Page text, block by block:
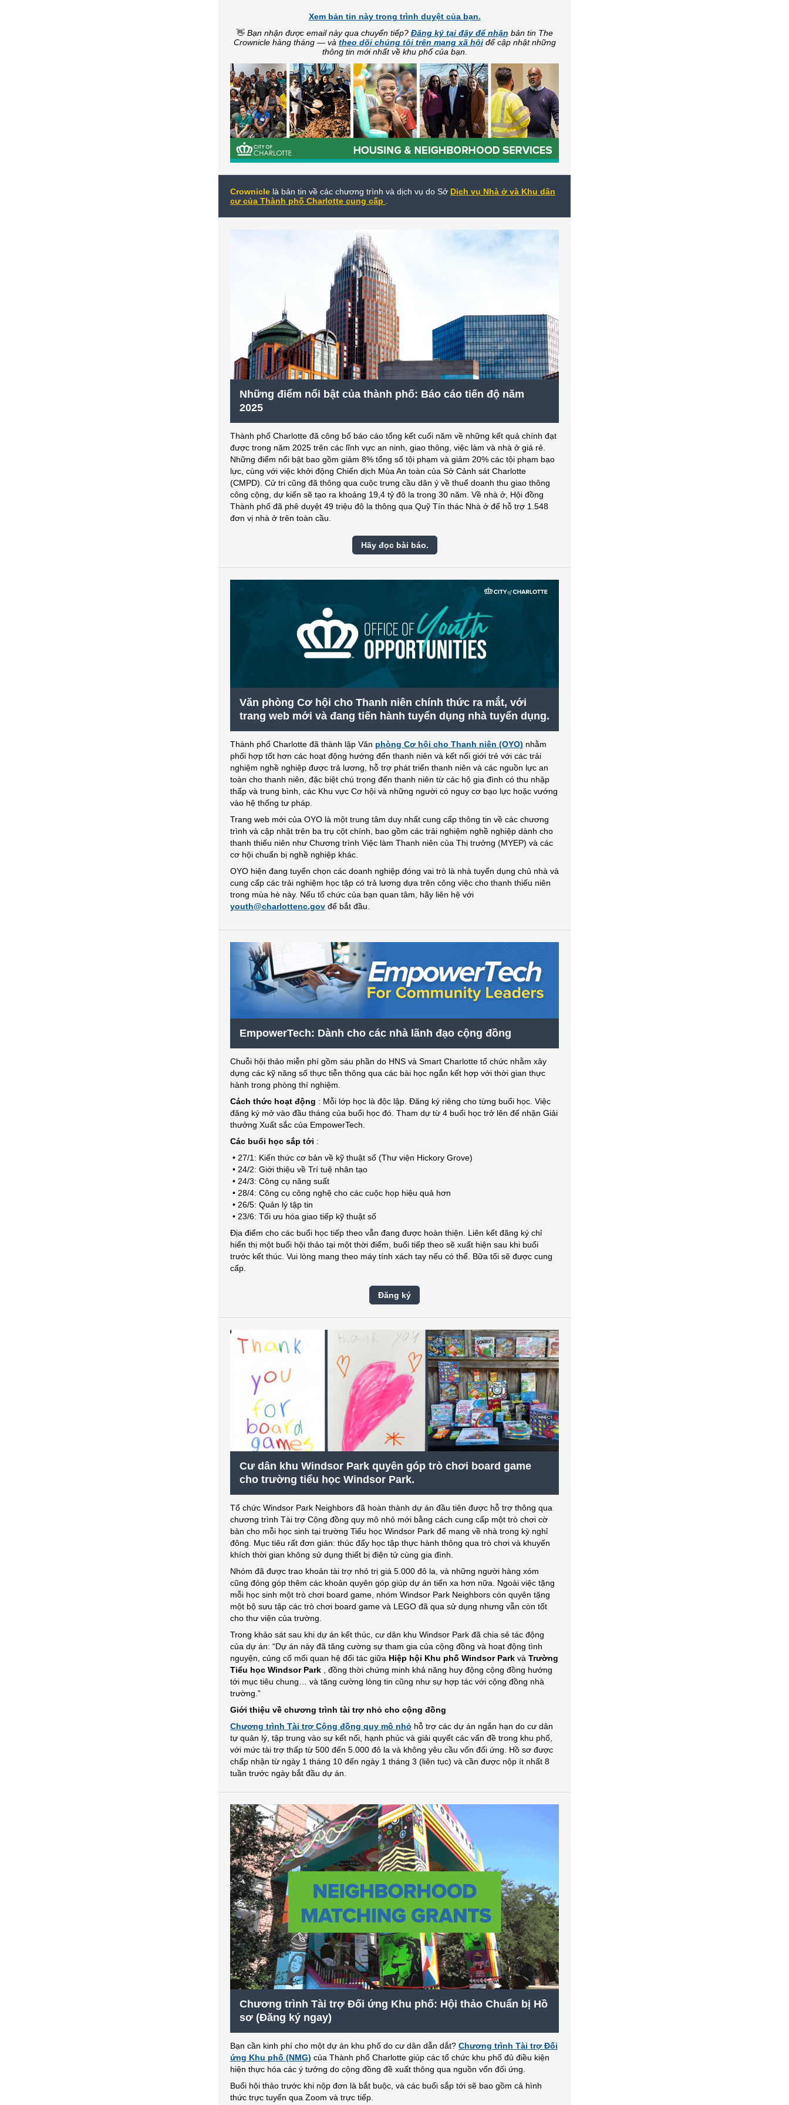
Xem bản tin này trong trình duyệt của bạn.
👋 Bạn nhận được email này qua chuyển tiếp? Đăng ký tại đây để nhận bản tin The
Crownicle hàng tháng — và theo dõi chúng tôi trên mạng xã hộiđể cập nhật những
thông tin mới nhất về khu phố của bạn.
Crownicle là bản tin về các chương trình và dịch vụ do Sở Dịch vụ Nhà ở và Khu dân
cư của Thành phố Charlotte cung cấp
Những điểm nổi bật của thành phố: Báo cáo tiến độ năm
2025
Thành phố Charlotte đã công bố báo cáo tổng kết cuối năm về những kết quả chính đạt
được trong năm 2025 trên các lĩnh vực an ninh, giao thông, việc làm và nhà ở giá rẻ.
Những điểm nổi bật bao gồm giảm 8% tổng số tội phạm và giảm 20% các tội phạm bạo
lực, cùng với việc khởi động Chiến dịch Mùa An toàn của Sở Cảnh sát Charlotte
(CMPD). Cử tri cũng đã thông qua cuộc trưng cầu dân ý về thuế doanh thu giao thông
công cộng, dự kiến ​​sẽ tạo ra khoảng 19,4 tỷ đô la trong 30 năm. Về nhà ở, Hội đồng
Thành phố đã phê duyệt 49 triệu đô la thông qua Quỹ Tín thác Nhà ở để hỗ trợ 1.548
đơn vị nhà ở trên toàn cầu.
Hãy đọc bài báo.
Văn phòng Cơ hội cho Thanh niên chính thức ra mắt, với
trang web mới và đang tiến hành tuyển dụng nhà tuyển dụng.
Thành phố Charlotte đã thành lập Văn phòng Cơ hội cho Thanh niên (OYO) nhằm
phối hợp tốt hơn các hoạt động hướng đến thanh niên và kết nối giới trẻ với các trải
nghiệm nghề nghiệp được trả lương, hỗ trợ phát triển thanh niên và các nguồn lực an
toàn cho thanh niên, đặc biệt chú trọng đến thanh niên từ các hộ gia đình có thu nhập
thấp và trung bình, các Khu vực Cơ hội và những người có nguy cơ bạo lực hoặc vướng
vào hệ thống tư pháp.
Trang web mới của OYO là một trung tâm duy nhất cung cấp thông tin về các chương
trình và cập nhật trên ba trụ cột chính, bao gồm các trải nghiệm nghề nghiệp dành cho
thanh thiếu niên như Chương trình Việc làm Thanh niên của Thị trưởng (MYEP) và các
cơ hội chuẩn bị nghề nghiệp khác.
OYO hiện đang tuyển chọn các doanh nghiệp đóng vai trò là nhà tuyển dụng chủ nhà và
cung cấp các trải nghiệm học tập có trả lương dựa trên công việc cho thanh thiếu niên
trong mùa hè này. Nếu tổ chức của bạn quan tâm, hãy liên hệ với
youth@charlottenc.gov để bắt đầu.
EmpowerTech: Dành cho các nhà lãnh đạo cộng đồng
Chuỗi hội thảo miễn phí gồm sáu phần do HNS và Smart Charlotte tổ chức nhằm xây
dựng các kỹ năng số thực tiễn thông qua các bài học ngắn kết hợp với thời gian thực
hành trong phòng thí nghiệm.
Cách thức hoạt động : Mỗi lớp học là độc lập. Đăng ký riêng cho từng buổi học. Việc
đăng ký mở vào đầu tháng của buổi học đó. Tham dự từ 4 buổi học trở lên để nhận Giải
thưởng Xuất sắc của EmpowerTech.
Các buổi học sắp tới :
• 27/1: Kiến thức cơ bản về kỹ thuật số (Thư viện Hickory Grove)
• 24/2: Giới thiệu về Trí tuệ nhân tạo
• 24/3: Công cụ năng suất
• 28/4: Công cụ công nghệ cho các cuộc họp hiệu quả hơn
• 26/5: Quản lý tập tin
• 23/6: Tối ưu hóa giao tiếp kỹ thuật số
Địa điểm cho các buổi học tiếp theo vẫn đang được hoàn thiện. Liên kết đăng ký chỉ
hiển thị một buổi hội thảo tại một thời điểm, buổi tiếp theo sẽ xuất hiện sau khi buổi
trước kết thúc. Vui lòng mang theo máy tính xách tay nếu có thể. Bữa tối sẽ được cung
cấp.
Đăng ký
Cư dân khu Windsor Park quyên góp trò chơi board game
cho trường tiểu học Windsor Park.
Tổ chức Windsor Park Neighbors đã hoàn thành dự án đầu tiên được hỗ trợ thông qua
chương trình Tài trợ Cộng đồng quy mô nhỏ mới bằng cách cung cấp một trò chơi cờ
bàn cho mỗi học sinh tại trường Tiểu học Windsor Park để mang về nhà trong kỳ nghỉ
đông. Mục tiêu rất đơn giản: thúc đẩy học tập thực hành thông qua trò chơi và khuyến
khích thời gian không sử dụng thiết bị điện tử cùng gia đình.
Nhóm đã được trao khoản tài trợ nhỏ trị giá 5.000 đô la, và những người hàng xóm
cũng đóng góp thêm các khoản quyên góp giúp dự án tiến xa hơn nữa. Ngoài việc tặng
mỗi học sinh một trò chơi board game, nhóm Windsor Park Neighbors còn quyên tặng
một bộ sưu tập các trò chơi board game và LEGO đã qua sử dụng nhưng vẫn còn tốt
cho thư viện của trường.
Trong khảo sát sau khi dự án kết thúc, cư dân khu Windsor Park đã chia sẻ tác động
của dự án: “Dự án này đã tăng cường sự tham gia của cộng đồng và hoạt động tình
nguyện, củng cố mối quan hệ đối tác giữa Hiệp hội Khu phố Windsor Park và Trường
Tiểu học Windsor Park , đồng thời chứng minh khả năng huy động cộng đồng hướng
tới mục tiêu chung… và tăng cường lòng tin cũng như sự hợp tác với cộng đồng nhà
trường.”
Giới thiệu về chương trình tài trợ nhỏ cho cộng đồng
Chương trình Tài trợ Cộng đồng quy mô nhỏ hỗ trợ các dự án ngắn hạn do cư dân
tự quản lý, tập trung vào sự kết nối, hạnh phúc và giải quyết các vấn đề trong khu phố,
với mức tài trợ thấp từ 500 đến 5.000 đô la và không yêu cầu vốn đối ứng. Hồ sơ được
chấp nhận từ ngày 1 tháng 10 đến ngày 1 tháng 3 (liên tục) và cần được nộp ít nhất 8
tuần trước ngày bắt đầu dự án.
Chương trình Tài trợ Đối ứng Khu phố: Hội thảo Chuẩn bị Hồ
sơ (Đăng ký ngay)
Bạn cần kinh phí cho một dự án khu phố do cư dân dẫn dắt? Chương trình Tài trợ Đối
ứng Khu phố (NMG) của Thành phố Charlotte giúp các tổ chức khu phố đủ điều kiện
hiện thực hóa các ý tưởng do cộng đồng đề xuất thông qua nguồn vốn đối ứng.
Buổi hội thảo trước khi nộp đơn là bắt buộc, và các buổi sắp tới sẽ bao gồm cả hình
thức trực tuyến qua Zoom và trực tiếp.